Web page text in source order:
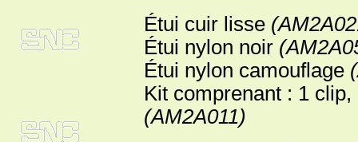
Étui cuir lisse
Étui nylon noir
Étui nylon camouflage
Kit comprenant : 1
(AM2A011)